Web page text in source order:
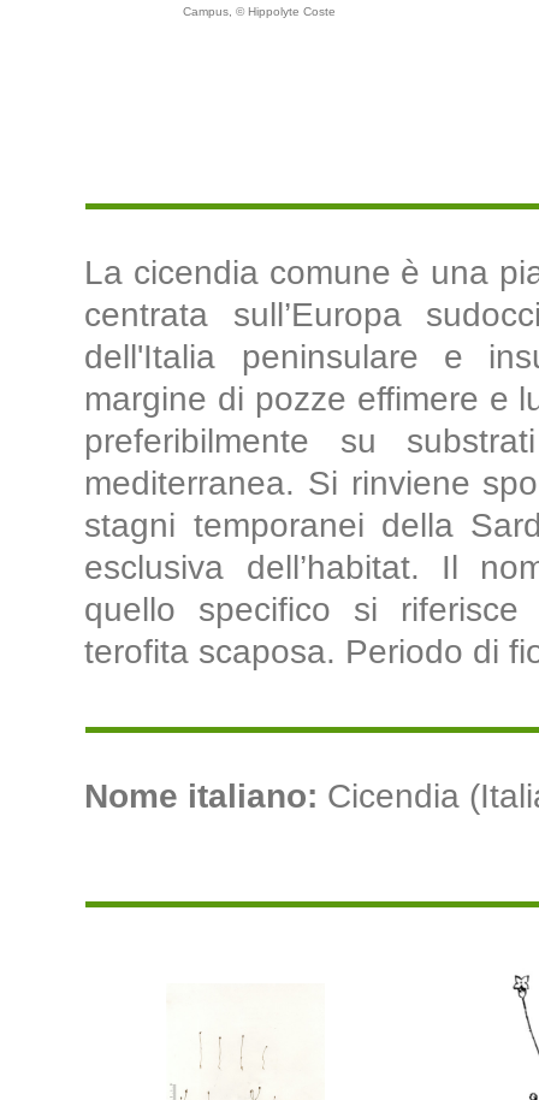
Campus, © Hippolyte Coste
La cicendia comune è una
centrata sull’Europa
dell'Italia peninsulare e
margine di pozze effimere e
preferibilmente su
mediterranea. Si rinviene
stagni temporanei della
esclusiva dell’habitat. Il
quello specifico si
terofita scaposa. Periodo di
Nome italiano: Cicendia